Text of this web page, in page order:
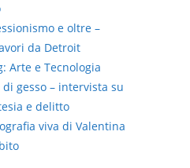
e oltre –
da Detroit
Arte e Tecnologia
di gesso – intervista su
e delitto
viva di Valentina